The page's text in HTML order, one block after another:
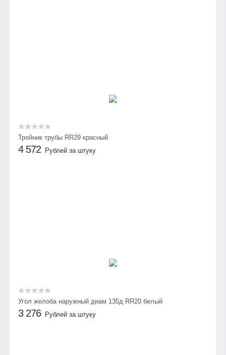
Тройник трубы RR29 красный
4 572 Рублей за штуку
Угол желоба наружный диам 135д RR20 белый
3 276 Рублей за штуку